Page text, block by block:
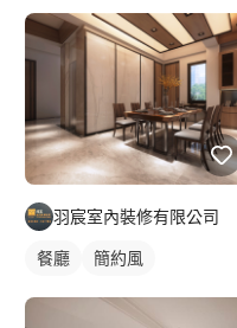
羽宸室內裝修有限公司
餐廳 簡約風